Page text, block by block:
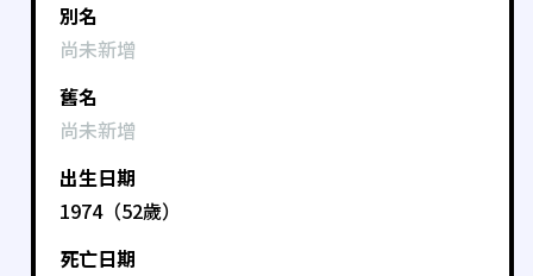
別名
尚未新增
舊名
尚未新增
出生日期
1974（52歲）
死亡日期